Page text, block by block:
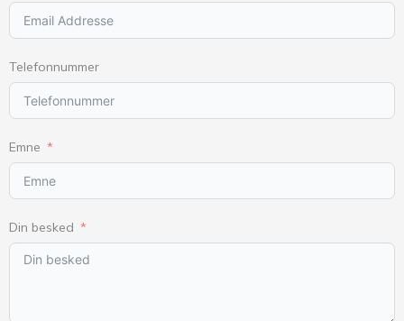
Telefonnummer
Emne
Din besked